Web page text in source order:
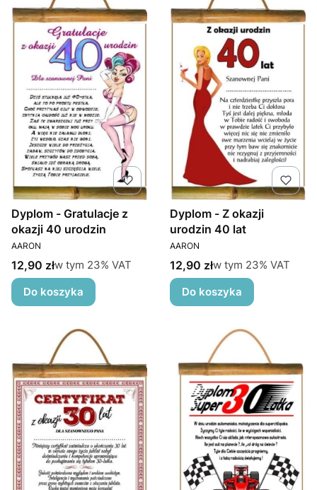
Dyplom - Gratulacje z
okazji 40 urodzin
PRODUCENT
AARON
Cena brutto
12,90 złw tym %s VAT
w tym 23% VAT
Do koszyka
Dyplom - Z okazji
urodzin 40 lat
PRODUCENT
AARON
Cena brutto
12,90 złw tym %s VAT
w tym 23% VAT
Do koszyka